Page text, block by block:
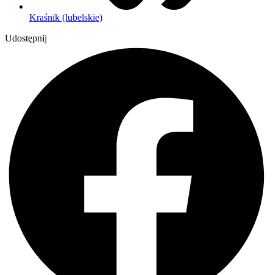
Kraśnik (lubelskie)
Udostępnij